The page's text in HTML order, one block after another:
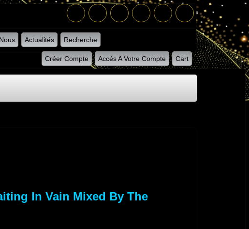
Actualités Recherche
Créer Compte Accés A Votre Compte Cart
In Vain Mixed By The